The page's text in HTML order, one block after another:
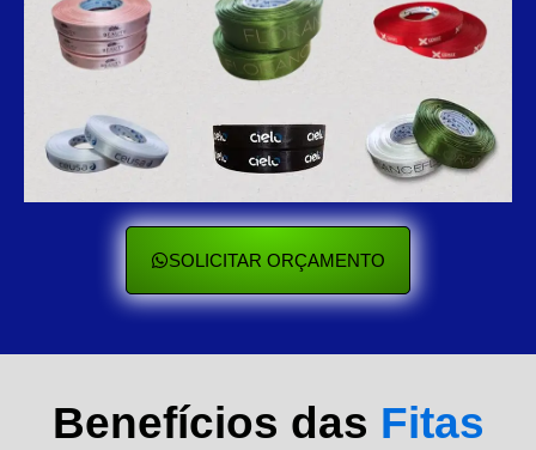
SOLICITAR ORÇAMENTO
Benefícios das Fitas